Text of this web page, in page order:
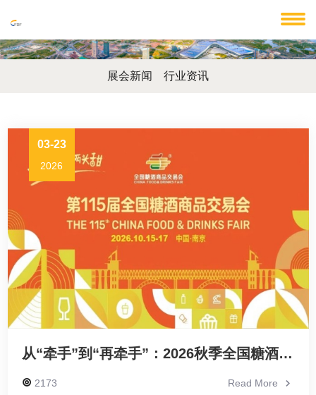
展会新闻 行业资讯
03-23
2026
从“牵手”到“再牵手”：2026秋季全国糖酒会（第115届）续约南京
2173 Read More